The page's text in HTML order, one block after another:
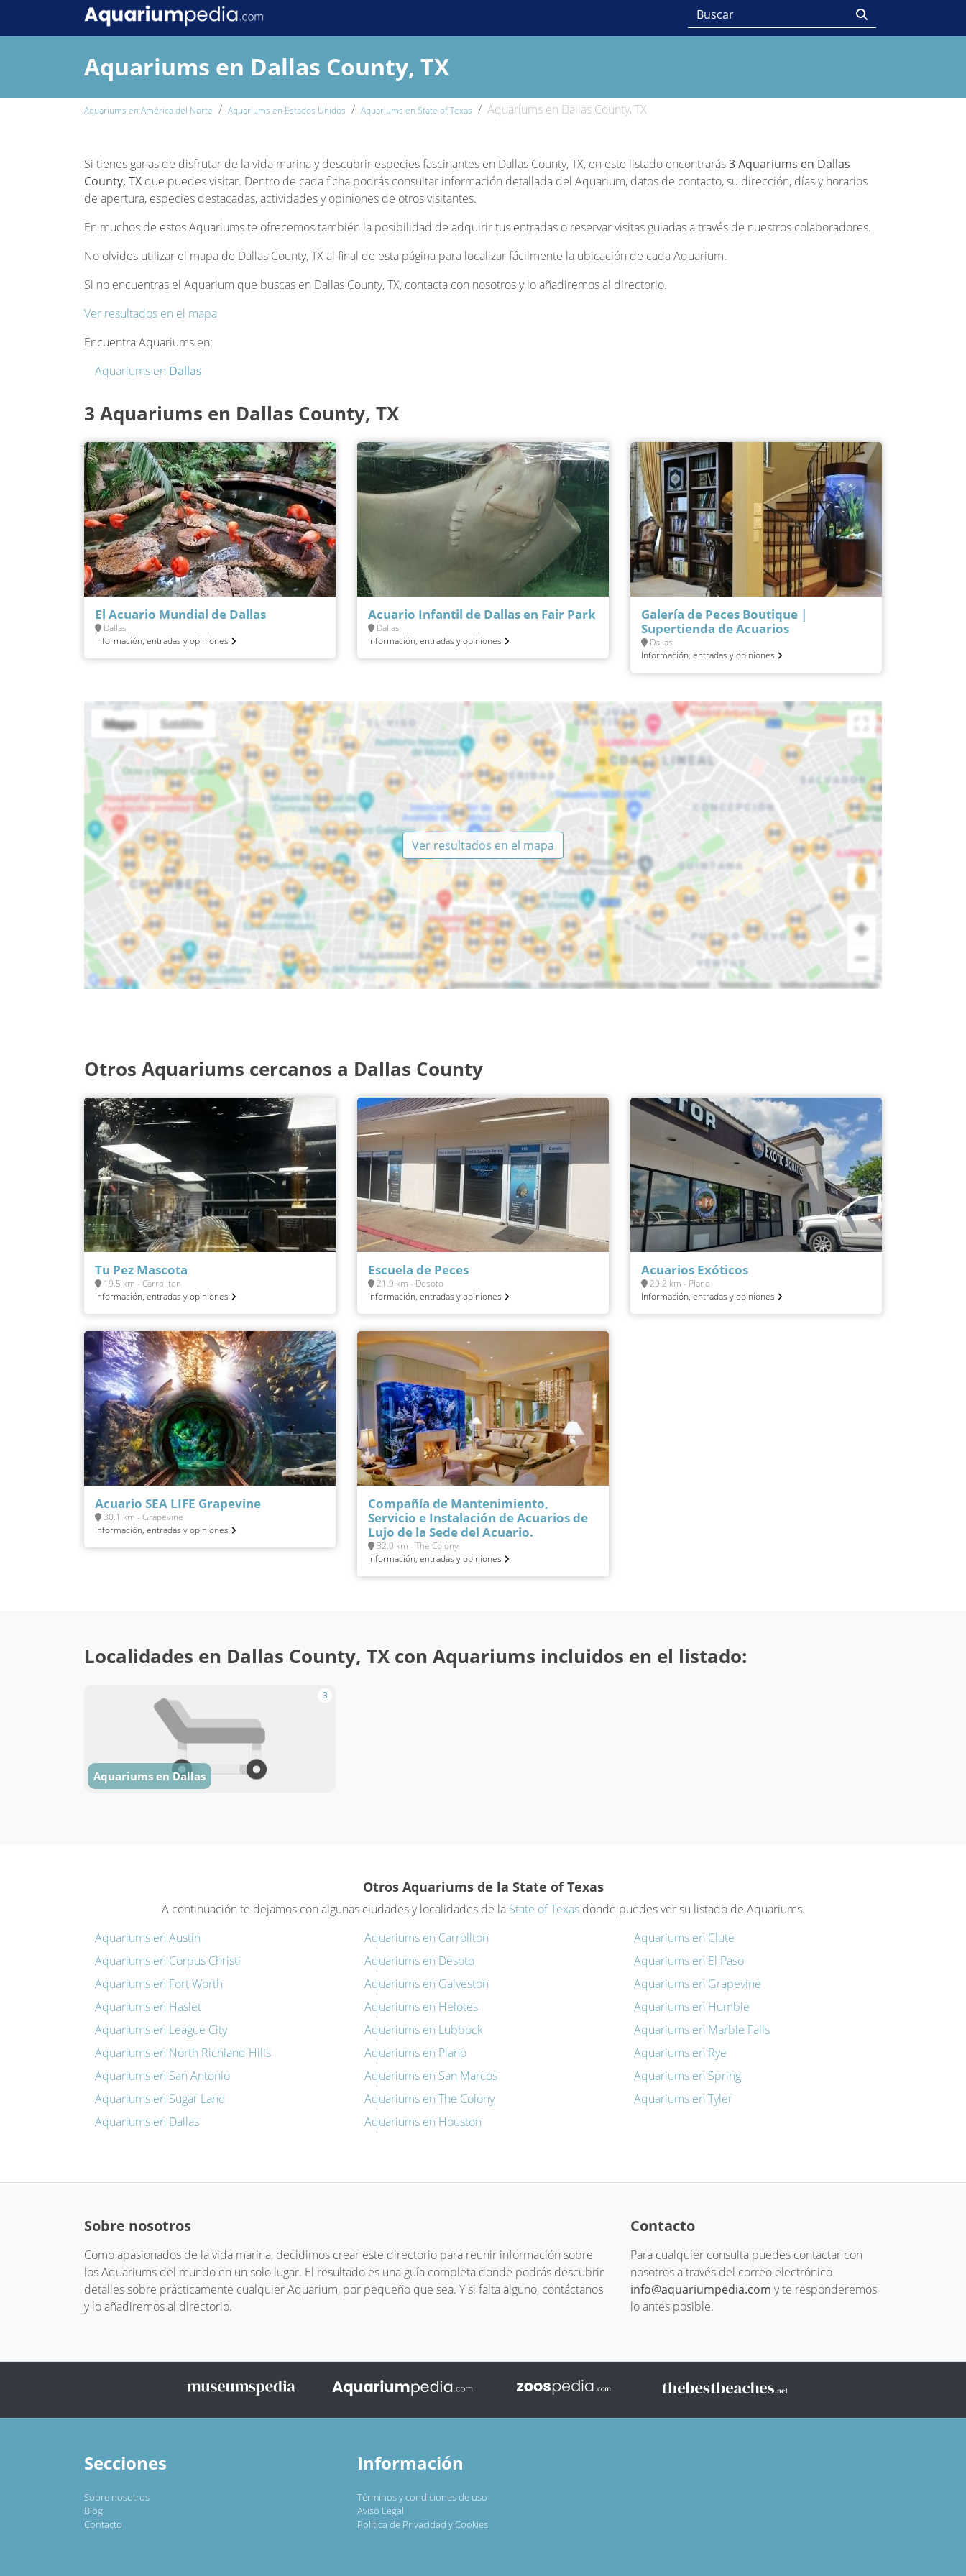
Aquariums en Dallas County, TX
Aquariums en América del Norte Aquariums en Estados Unidos Aquariums en State of Texas Aquariums en Dallas County, TX
Si tienes ganas de disfrutar de la vida marina y descubrir especies fascinantes en Dallas County, TX, en este listado encontrarás3 Aquariums en Dallas
County, TX que puedes visitar. Dentro de cada ficha podrás consultar información detallada del Aquarium, datos de contacto, su dirección, días y horarios
de apertura, especies destacadas, actividades y opiniones de otros visitantes.
En muchos de estos Aquariums te ofrecemos también la posibilidad de adquirir tus entradas o reservar visitas guiadas a través de nuestros colaboradores.
No olvides utilizar el mapa de Dallas County, TX al final de esta página para localizar fácilmente la ubicación de cada Aquarium.
Si no encuentras el Aquarium que buscas en Dallas County, TX, contacta con nosotros y lo añadiremos al directorio.
Ver resultados en el mapa
Encuentra Aquariums en:
Aquariums en Dallas
3 Aquariums en Dallas County, TX
El Acuario Mundial de Dallas
Dallas
Información, entradas y opiniones
Acuario Infantil de Dallas en Fair Park
Dallas
Información, entradas y opiniones
Galería de Peces Boutique |
Supertienda de Acuarios
Dallas
Información, entradas y opiniones
Ver resultados en el mapa
Otros Aquariums cercanos a Dallas County
Tu Pez Mascota
19.5 km - Carrollton
Información, entradas y opiniones
Escuela de Peces
21.9 km - Desoto
Información, entradas y opiniones
Acuarios Exóticos
29.2 km - Plano
Información, entradas y opiniones
Acuario SEA LIFE Grapevine
30.1 km - Grapevine
Información, entradas y opiniones
Compañía de Mantenimiento,
Servicio e Instalación de Acuarios de
Lujo de la Sede del Acuario.
32.0 km - The Colony
Información, entradas y opiniones
Localidades en Dallas County, TX con Aquariums incluidos en el listado:
3
Aquariums en Dallas
Otros Aquariums de la State of Texas
A continuación te dejamos con algunas ciudades y localidades de la State of Texasdonde puedes ver su listado de Aquariums.
Aquariums en Austin
Aquariums en Carrollton
Aquariums en Clute
Aquariums en Corpus Christi
Aquariums en Desoto
Aquariums en El Paso
Aquariums en Fort Worth
Aquariums en Galveston
Aquariums en Grapevine
Aquariums en Haslet
Aquariums en Helotes
Aquariums en Humble
Aquariums en League City
Aquariums en Lubbock
Aquariums en Marble Falls
Aquariums en North Richland Hills
Aquariums en Plano
Aquariums en Rye
Aquariums en San Antonio
Aquariums en San Marcos
Aquariums en Spring
Aquariums en Sugar Land
Aquariums en The Colony
Aquariums en Tyler
Aquariums en Dallas
Aquariums en Houston
Sobre nosotros
Como apasionados de la vida marina, decidimos crear este directorio para reunir información sobre
los Aquariums del mundo en un solo lugar. El resultado es una guía completa donde podrás descubrir
detalles sobre prácticamente cualquier Aquarium, por pequeño que sea. Y si falta alguno, contáctanos
y lo añadiremos al directorio.
Contacto
Para cualquier consulta puedes contactar con
nosotros a través del correo electrónico
info@aquariumpedia.com y te responderemos
lo antes posible.
Secciones
Sobre nosotros
Blog
Contacto
Información
Términos y condiciones de uso
Aviso Legal
Política de Privacidad y Cookies